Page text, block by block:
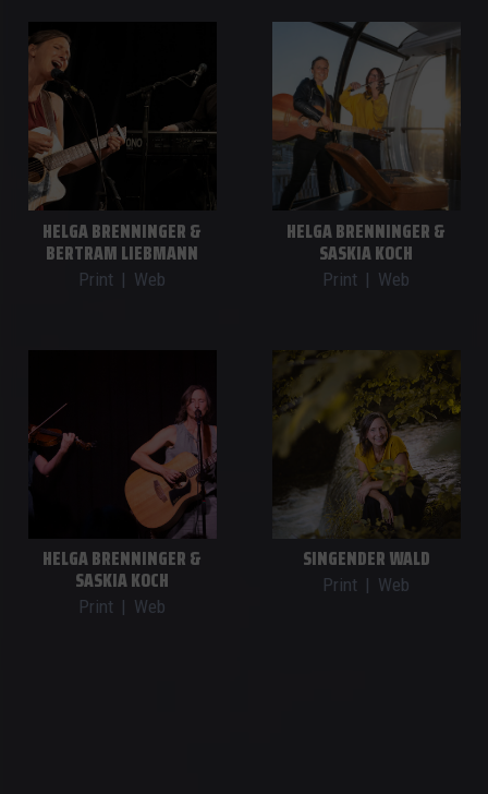
HELGA BRENNINGER &
BERTRAM LIEBMANN
Print | Web
HELGA BRENNINGER &
SASKIA KOCH
Print | Web
HELGA BRENNINGER &
SASKIA KOCH
Print | Web
SINGENDER WALD
Print | Web